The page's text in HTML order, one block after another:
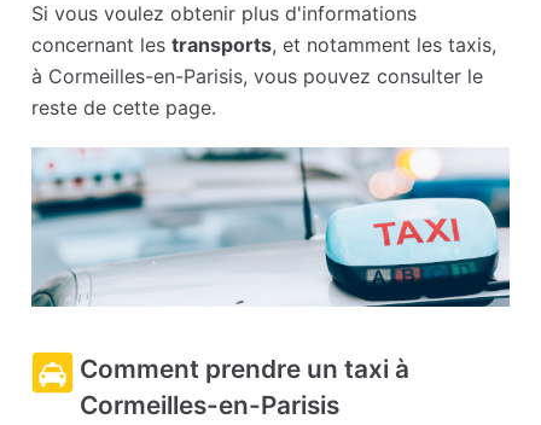
Si vous voulez obtenir plus d'informations
concernant lestransports, et notamment les taxis,
à Cormeilles-en-Parisis, vous pouvez consulter le
reste de cette page.
Comment prendre un taxi à
Cormeilles-en-Parisis